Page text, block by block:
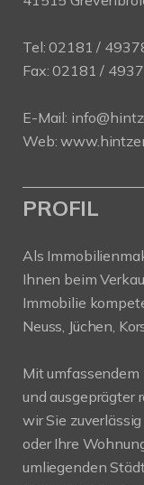
Tel:02181 /
Fax: 02181 /
E-Mail:
Web:
PROFIL
Als
Ihnen beim
Immobilie
Neuss, Jüchen,
Mit umfassendem
und ausgeprägter
wir Sie
oder Ihre
umliegenden